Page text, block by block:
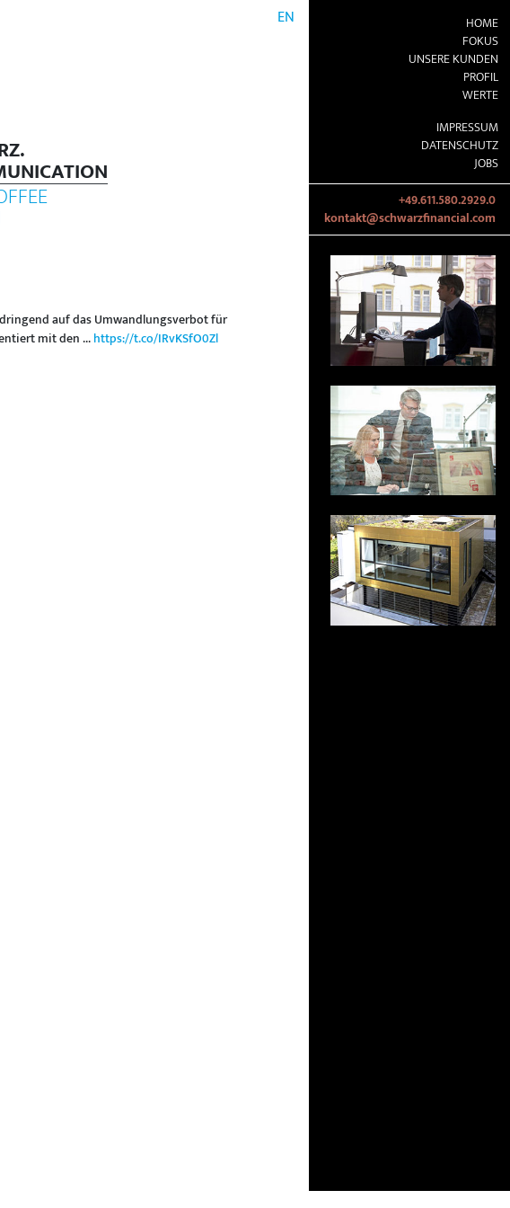
EN
HOME
FOKUS
UNSERE KUNDEN
PROFIL
WERTE
IMPRESSUM
DATENSCHUTZ
JOBS
auf das Umwandlungsverbot für
mit den ...https://t.co/IRvKSfO0Zl
+49.611.580.2929.0
kontakt@schwarzfinancial.com